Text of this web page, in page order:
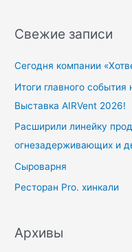
с
Свежие записи
Сегодня компании
Итоги главного события
Выставка AIRVent 2026!
Расширили линейку
огнезадерживающих и
Сыроварня
Ресторан Pro. хинкали
Архивы